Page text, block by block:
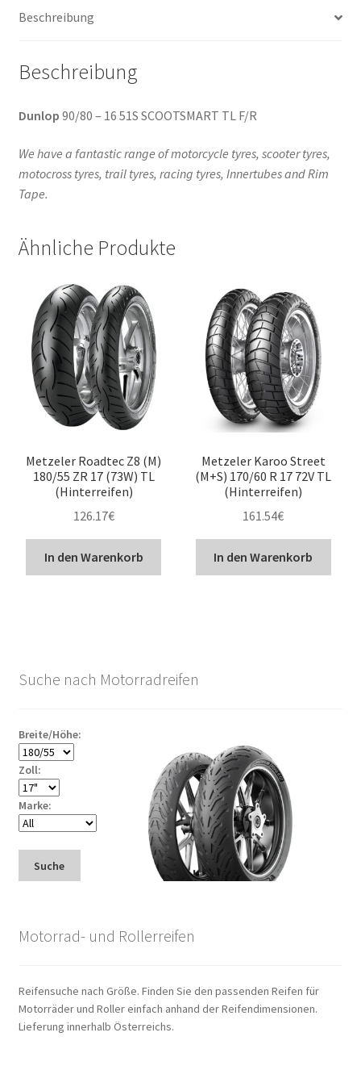
Beschreibung
Beschreibung
Dunlop 90/80 – 16 51S SCOOTSMART TL F/R
We have a fantastic range of motorcycle tyres, scooter tyres,
motocross tyres, trail tyres, racing tyres, Innertubes and Rim
Tape.
Ähnliche Produkte
Metzeler Roadtec Z8 (M)
180/55 ZR 17 (73W) TL
(Hinterreifen)
126.17€
In den Warenkorb
Metzeler Karoo Street
(M+S) 170/60 R 17 72V TL
(Hinterreifen)
161.54€
In den Warenkorb
Suche nach Motorradreifen
Breite/Höhe:
Zoll:
Marke:
Suche
Motorrad- und Rollerreifen
Reifensuche nach Größe. Finden Sie den passenden Reifen für
Motorräder und Roller einfach anhand der Reifendimensionen.
Lieferung innerhalb Österreichs.